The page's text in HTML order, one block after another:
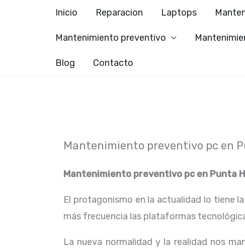
Inicio Reparacion Laptops
Mantenimiento preventivo
Blog Contacto
Mantenimiento preventivo pc en
Mantenimiento preventivo pc en Punta
El protagonismo en la actualidad lo tiene
más frecuencia las plataformas
La nueva normalidad y la realidad nos